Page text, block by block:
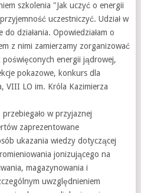
szkolenia "Jak uczyć o energii
uczestniczyć. Udział w
działania. Opowiedziałam o
z nimi zamierzamy zorganizować
poświęconych energii jądrowej,
pokazowe, konkurs dla
VIII LO im. Króla Kazimierza
w przyjaznej
zaprezentowane
ukazania wiedzy dotyczącej
jonizującego na
magazynowania i
uwzględnieniem